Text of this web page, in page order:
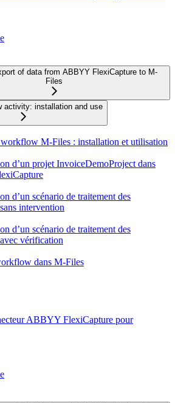
of data from ABBYY FlexiCapture to M-
Files
activity: installation and use
M-Files : installation et utilisation
d’un projet InvoiceDemoProject dans
d’un scénario de traitement des
intervention
d’un scénario de traitement des
vérification
dans M-Files
ABBYY FlexiCapture pour